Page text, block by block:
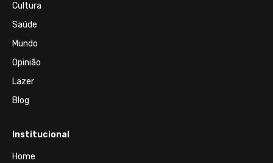
Cultura
Saúde
Mundo
Opinião
Lazer
Blog
Institucional
Home